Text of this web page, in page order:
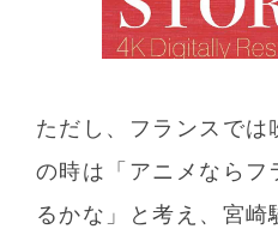
ただし、フランスでは
の時は「アニメならフ
るかな」と考え、宮崎